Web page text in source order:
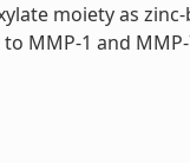
moiety as
MMP-1 and